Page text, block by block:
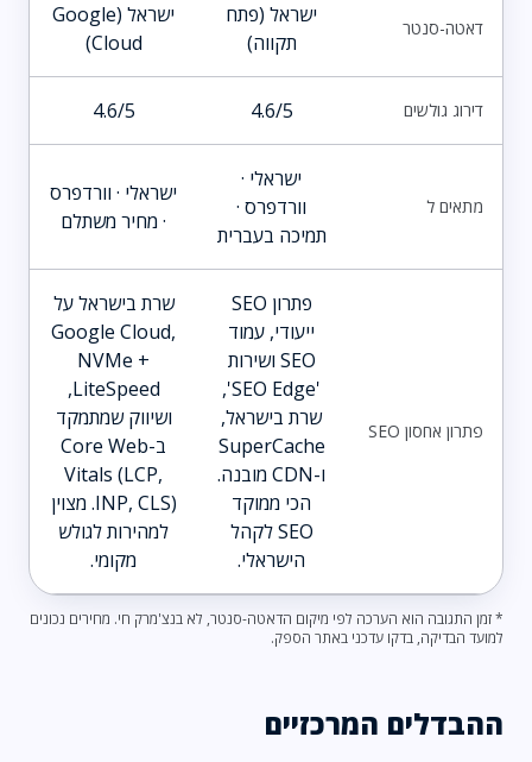
דאטה-סנטר
ישראל (פתח
תקווה)
ישראל (Google
Cloud)
דירוג גולשים 4.6/5
4.6/5
מתאים ל
ישראלי ·
וורדפרס ·
תמיכה בעברית
ישראלי · וורדפרס
· מחיר משתלם
פתרון אחסון SEO
פתרון SEO
ייעודי, עמוד
SEO ושירות
'SEO Edge',
שרת בישראל,
SuperCache
ו-CDN מובנה.
הכי ממוקד
SEO לקהל
הישראלי.
שרת בישראל על
Google Cloud,
NVMe +
LiteSpeed,
ושיווק שמתמקד
ב-Core Web
Vitals (LCP,
INP, CLS). מצוין
למהירות לגולש
מקומי.
* זמן התגובה הוא הערכה לפי מיקום הדאטה-סנטר, לא בנצ'מרק חי. מחירים נכונים
למועד הבדיקה, בדקו עדכני באתר הספק.
ההבדלים המרכזיים